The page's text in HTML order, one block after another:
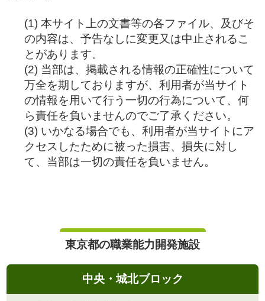
(1) 本サイト上の文書等の各ファイル、及びそ
の内容は、予告なしに変更又は中止されるこ
とがあります。
(2) 当部は、掲載される情報の正確性について
万全を期しておりますが、利用者が当サイト
の情報を用いて行う一切の行為について、何
ら責任を負いませんのでご了承ください。
(3) いかなる場合でも、利用者が当サイトにア
クセスしたために被った損害、損失に対し
て、当部は一切の責任を負いません。
東京都の職業能力開発施設
中央・城北ブロック